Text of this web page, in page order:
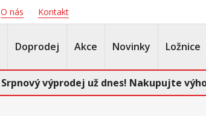
O nás Kontakt
Doprodej Akce Novinky Ložnice
Srpnový výprodej už dnes! Nakupujte